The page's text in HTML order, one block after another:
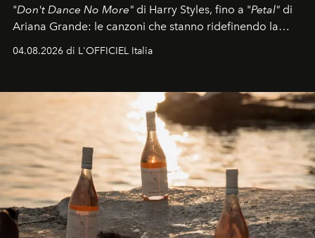
"Don't Dance No More" di Harry Styles, fino a "Petal" di
Ariana Grande: le canzoni che stanno ridefinendo la
04.08.2026 di L'OFFICIEL Italia